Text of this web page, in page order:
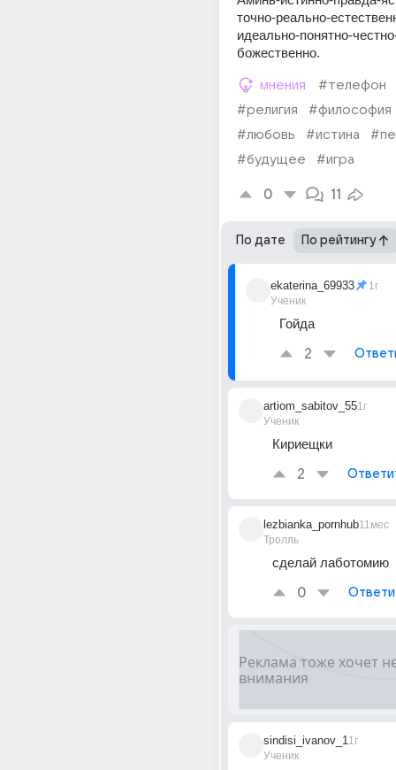
точно-реально-
идеально-понятно-
божественно.
мнения
#телефон
#религия
#философия
#любовь
#истина
#будущее
#игра
0 11
По дате По рейтингу
ekaterina_69933
Ученик
1г
Гойда
2
artiom_sabitov_55
Ученик
1г
Кириещки
2
lezbianka_pornhub
Тролль
11мес
сделай лаботомию
0
sindisi_ivanov_1
Ученик
1г